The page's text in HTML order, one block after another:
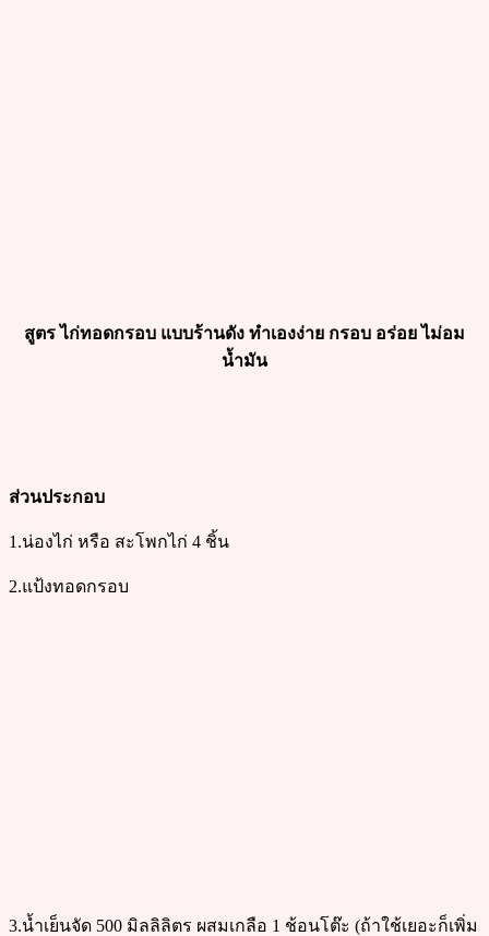
สูตร ไก่ทอดกรอบ แบบร้านดัง ทำเองง่าย กรอบ อร่อย ไม่อม
น้ำมัน
ส่วนประกอบ
1.น่องไก่ หรือ สะโพกไก่ 4 ชิ้น
2.แป้งทอดกรอบ
3.น้ำเย็นจัด 500 มิลลิลิตร ผสมเกลือ 1 ช้อนโต๊ะ (ถ้าใช้เยอะก็เพิ่ม